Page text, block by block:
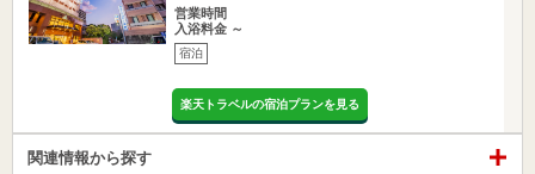
営業時間
入浴料金 ～
宿泊
楽天トラベルの宿泊プランを見る
関連情報から探す